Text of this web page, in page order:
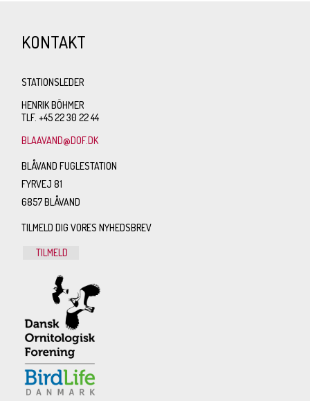
KONTAKT
STATIONSLEDER
HENRIK BÖHMER
TLF. +45 22 30 22 44
BLAAVAND@DOF.DK
BLÅVAND FUGLESTATION
FYRVEJ 81
6857 BLÅVAND
TILMELD DIG VORES NYHEDSBREV
TILMELD